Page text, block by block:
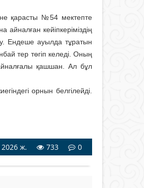
қарасты №54 мектепте
кейіпкеріміздің
Ендеше ауылда тұратын
тер төгіп келеді. Оның
қашшан. Ал бұл
орнын белгілейді.
ж. 733 0